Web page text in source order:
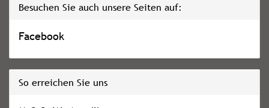
Besuchen Sie auch unsere Seiten auf:
Facebook
So erreichen Sie uns